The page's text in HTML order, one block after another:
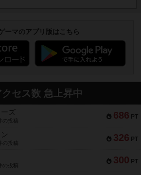
ーマのアプリ版はこちら
クセス数 急上昇中
686 PT
ズ
の投稿
326 PT
の投稿
300 PT
の投稿